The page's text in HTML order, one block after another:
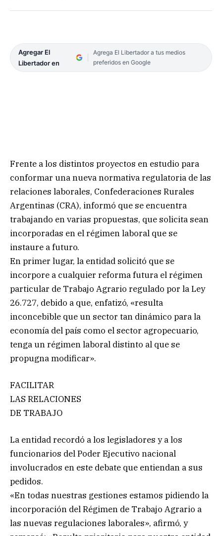
Agregar El
Libertador en
Agrega El Libertador a tus medios
preferidos en Google
Frente a los distintos proyectos en estudio para
conformar una nueva normativa regulatoria de las
relaciones laborales, Confederaciones Rurales
Argentinas (CRA), informó que se encuentra
trabajando en varias propuestas, que solicita sean
incorporadas en el régimen laboral que se
instaure a futuro.
En primer lugar, la entidad solicitó que se
incorpore a cualquier reforma futura el régimen
particular de Trabajo Agrario regulado por la Ley
26.727, debido a que, enfatizó, «resulta
inconcebible que un sector tan dinámico para la
economía del país como el sector agropecuario,
tenga un régimen laboral distinto al que se
propugna modificar».
FACILITAR
LAS RELACIONES
DE TRABAJO
La entidad recordó a los legisladores y a los
funcionarios del Poder Ejecutivo nacional
involucrados en este debate que entiendan a sus
pedidos.
«En todas nuestras gestiones estamos pidiendo la
incorporación del Régimen de Trabajo Agrario a
las nuevas regulaciones laborales», afirmó, y